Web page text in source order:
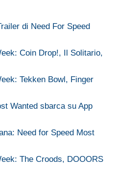
di Need For Speed
Coin Drop!, Il Solitario,
Tekken Bowl, Finger
Wanted sbarca su App
Need for Speed Most
The Croods, DOOORS